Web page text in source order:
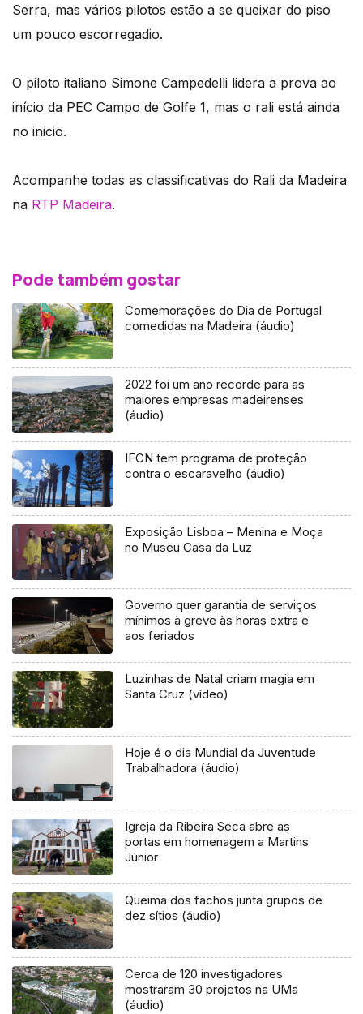
Serra, mas vários pilotos estão a se queixar do piso
um pouco escorregadio.
O piloto italiano Simone Campedelli lidera a prova ao
início da PEC Campo de Golfe 1, mas o rali está ainda
no inicio.
Acompanhe todas as classificativas do Rali da Madeira
na RTP Madeira.
Pode também gostar
Comemorações do Dia de Portugal
comedidas na Madeira (áudio)
2022 foi um ano recorde para as
maiores empresas madeirenses
(áudio)
IFCN tem programa de proteção
contra o escaravelho (áudio)
Exposição Lisboa – Menina e Moça
no Museu Casa da Luz
Governo quer garantia de serviços
mínimos à greve às horas extra e
aos feriados
Luzinhas de Natal criam magia em
Santa Cruz (vídeo)
Hoje é o dia Mundial da Juventude
Trabalhadora (áudio)
Igreja da Ribeira Seca abre as
portas em homenagem a Martins
Júnior
Queima dos fachos junta grupos de
dez sítios (áudio)
Cerca de 120 investigadores
mostraram 30 projetos na UMa
(áudio)